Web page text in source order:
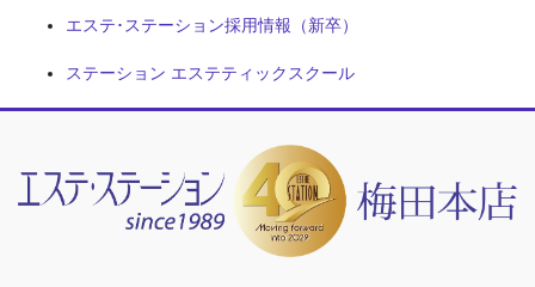
エステ･ステーション採用情報（新卒）
ステーション エステティックスクール